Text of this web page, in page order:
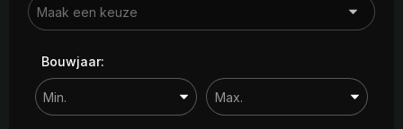
Bouwjaar: